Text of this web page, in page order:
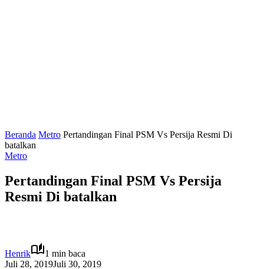
Beranda Metro Pertandingan Final PSM Vs Persija Resmi Di
batalkan
Metro
Pertandingan Final PSM Vs Persija
Resmi Di batalkan
Henrik
1 min baca
Juli 28, 2019Juli 30, 2019